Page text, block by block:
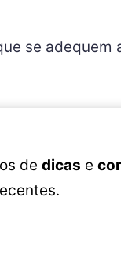
se adequem
dedicas e